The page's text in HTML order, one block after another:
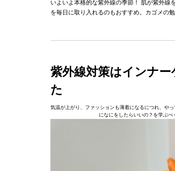
いよいよ本格的な紫外線の季節！ 肌が紫外
を毎日に取り入れるのもおすすめ。カゴメの
紫外線対策はインナ
た
気温が上がり、ファッションも薄着になるにつれ、や
になにをしたらいいの？を学ぶ